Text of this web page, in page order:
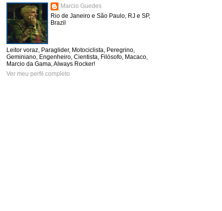
Marcio Guedes
Rio de Janeiro e São Paulo, RJ e SP,
Brazil
Leitor voraz, Paraglider, Motociclista, Peregrino,
Geminiano, Engenheiro, Cientista, Filósofo, Macaco,
Marcio da Gama, Always Rocker!
Ver meu perfil completo